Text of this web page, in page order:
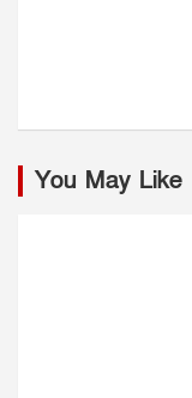
You May Like